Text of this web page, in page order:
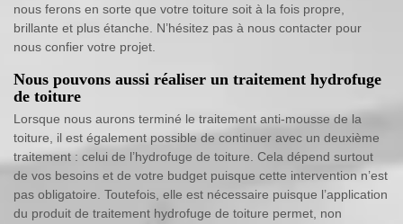
nous ferons en sorte que votre toiture soit à la fois propre,
brillante et plus étanche. N’hésitez pas à nous contacter pour
nous confier votre projet.
Nous pouvons aussi réaliser un traitement hydrofuge
de toiture
Lorsque nous aurons terminé le traitement anti-mousse de la
toiture, il est également possible de continuer avec un deuxième
traitement : celui de l’hydrofuge de toiture. Cela dépend surtout
de vos besoins et de votre budget puisque cette intervention n’est
pas obligatoire. Toutefois, elle est nécessaire puisque l’application
du produit de traitement hydrofuge de toiture permet, non